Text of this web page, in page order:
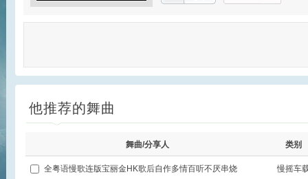
他推荐的舞曲
舞曲/分享人 类别
全粤语慢歌连版宝丽金HK歌后自作多情百听不厌串烧 慢摇车